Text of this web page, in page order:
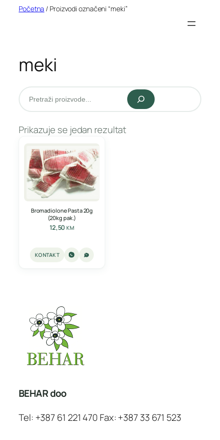
Početna / Proizvodi označeni “meki”
meki
Pretraži
Prikazuje se jedan rezultat
Bromadiolone Pasta 20g
(20kg pak.)
12,50KM
KONTAKT
BEHAR doo
Tel: +387 61 221 470 Fax: +387 33 671 523